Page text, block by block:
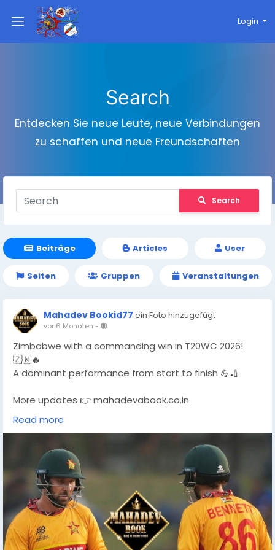
Login
Search
Entdecken Sie neue Leute, neue Verbindungen
zu schaffen und neue Freundschaften
Search
Beiträge Articles User
Seiten Gruppen Veranstaltungen
Mahadev Bookid77 ein Foto hinzugefügt
vor 6 Monaten -
Zimbabwe with a commanding win in T20WC 2026!
🇿🇼🔥
A dominant performance from start to finish 💪🏏
More updates 👉 mahadevabook.co.in
#T20WC2026
Read more